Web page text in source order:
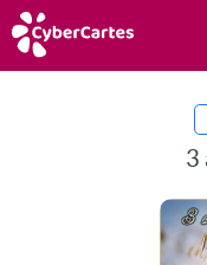
Toutes les
3